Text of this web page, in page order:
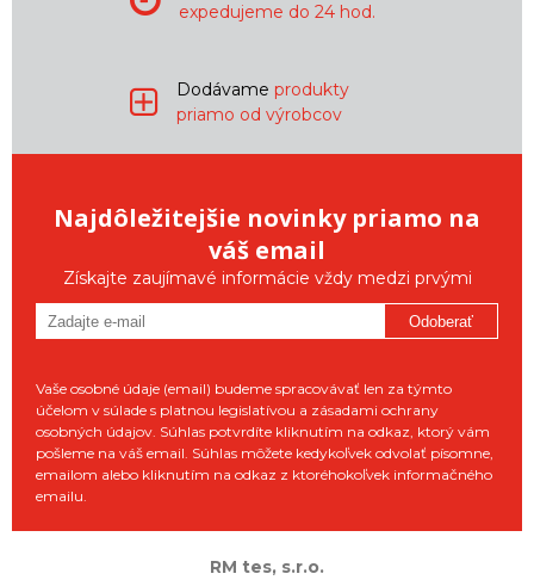
expedujeme do 24 hod.
Dodávame produkty
priamo od výrobcov
Najdôležitejšie novinky priamo na
váš email
Získajte zaujímavé informácie vždy medzi prvými
Odoberať
Vaše osobné údaje (email) budeme spracovávať len za týmto
účelom v súlade s platnou legislatívou a zásadami ochrany
osobných údajov. Súhlas potvrdíte kliknutím na odkaz, ktorý vám
pošleme na váš email. Súhlas môžete kedykoľvek odvolať písomne,
emailom alebo kliknutím na odkaz z ktoréhokoľvek informačného
emailu.
RM tes, s.r.o.